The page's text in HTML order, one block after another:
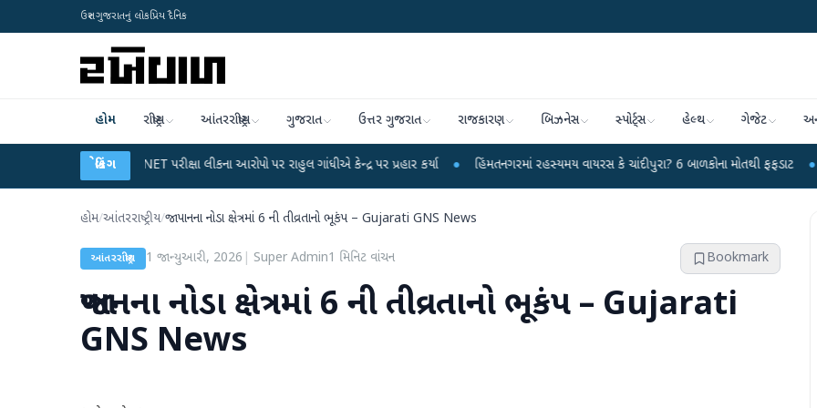
ઉત્તર ગુજરાતનું લોકપ્રિય દૈનિક
હોમ રાષ્ટ્રીય આંતરરાષ્ટ્રીય ગુજરાત ઉત્તર ગુજરાત રાજકારણ બિઝનેસ સ્પોર્ટ્સ હેલ્થ ગેજેટ
બ્રેકિંગ
UGC-NET પરીક્ષા લીકના આરોપો પર રાહુલ ગાંધીએ કેન્દ્ર પર પ્રહાર કર્યા ● હિંમતનગરમાં રહસ્યમય વાયરસ કે ચાંદીપુરા? 6 બાળકોના મોતથી ફફડાટ ● હવામાન
હોમ/આંતરરાષ્ટ્રીય/જાપાનના નોડા ક્ષેત્રમાં 6 ની તીવ્રતાનો ભૂકંપ – Gujarati GNS News
આંતરરાષ્ટ્રીય 1 જાન્યુઆરી, 2026 Super Admin1 મિનિટ વાંચન Bookmark
જાપાનના નોડા ક્ષેત્રમાં 6 ની તીવ્રતાનો ભૂકંપ – Gujarati
GNS News